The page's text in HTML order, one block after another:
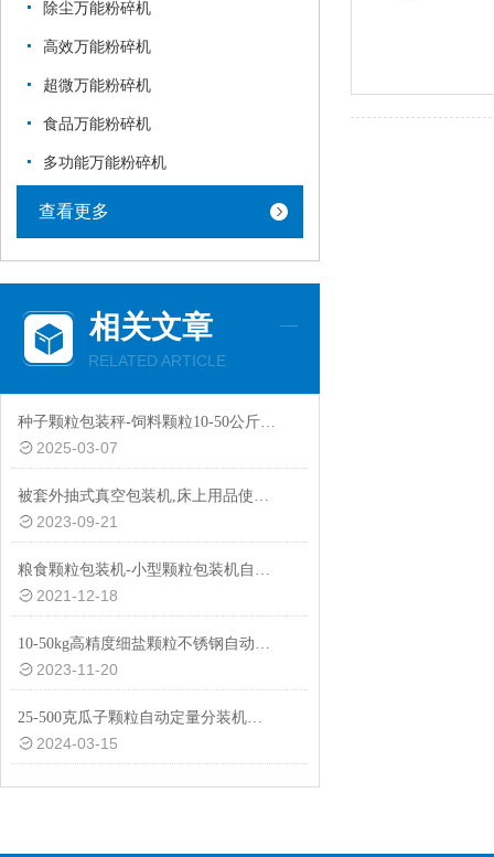
除尘万能粉碎机
高效万能粉碎机
超微万能粉碎机
食品万能粉碎机
多功能万能粉碎机
查看更多
相关文章
RELATED ARTICLE
种子颗粒包装秤-饲料颗粒10-50公斤电动称重包装秤设备
2025-03-07
被套外抽式真空包装机,床上用品使用外抽式真空包装机
2023-09-21
粮食颗粒包装机-小型颗粒包装机自动打包机
2021-12-18
10-50kg高精度细盐颗粒不锈钢自动称重包装秤厂家
2023-11-20
25-500克瓜子颗粒自动定量分装机厂家供应
2024-03-15